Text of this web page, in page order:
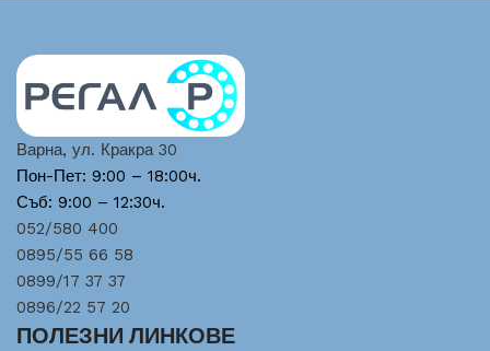
Варна, ул. Кракра 30
Пон-Пет: 9:00 – 18:00ч.
Съб: 9:00 – 12:30ч.
052/580 400
0895/55 66 58
0899/17 37 37
0896/22 57 20
ПОЛЕЗНИ ЛИНКОВЕ